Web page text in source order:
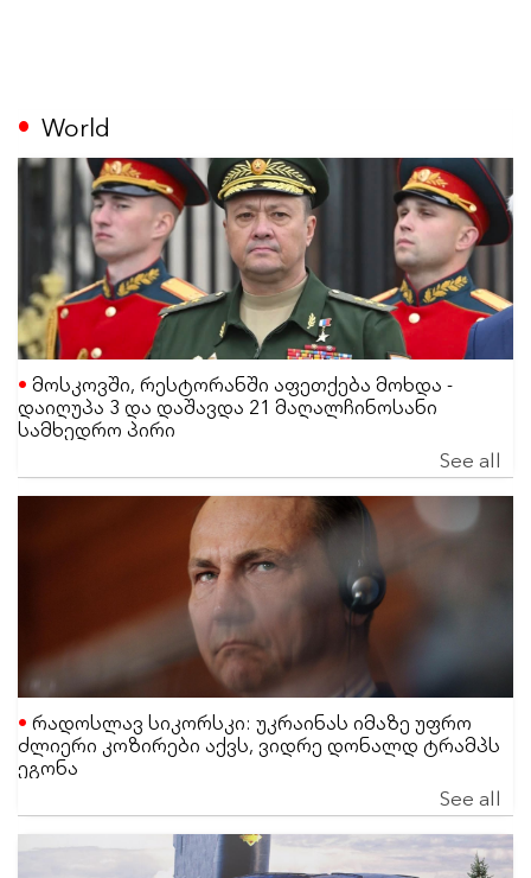
World
მოსკოვში, რესტორანში აფეთქება მოხდა -
დაიღუპა 3 და დაშავდა 21 მაღალჩინოსანი
სამხედრო პირი
See all
რადოსლავ სიკორსკი: უკრაინას იმაზე უფრო
ძლიერი კოზირები აქვს, ვიდრე დონალდ ტრამპს
ეგონა
See all